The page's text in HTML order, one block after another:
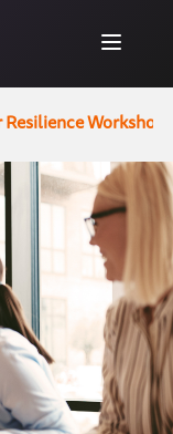
Workshop